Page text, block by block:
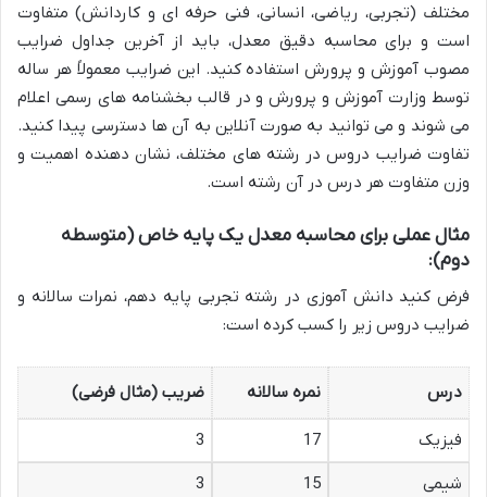
مختلف (تجربی، ریاضی، انسانی، فنی حرفه ای و کاردانش) متفاوت
است و برای محاسبه دقیق معدل، باید از آخرین جداول ضرایب
مصوب آموزش و پرورش استفاده کنید. این ضرایب معمولاً هر ساله
توسط وزارت آموزش و پرورش و در قالب بخشنامه های رسمی اعلام
می شوند و می توانید به صورت آنلاین به آن ها دسترسی پیدا کنید.
تفاوت ضرایب دروس در رشته های مختلف، نشان دهنده اهمیت و
وزن متفاوت هر درس در آن رشته است.
مثال عملی برای محاسبه معدل یک پایه خاص (متوسطه
دوم):
فرض کنید دانش آموزی در رشته تجربی پایه دهم، نمرات سالانه و
ضرایب دروس زیر را کسب کرده است:
درس نمره سالانه ضریب (مثال فرضی)
فیزیک 17
3
شیمی
15
3